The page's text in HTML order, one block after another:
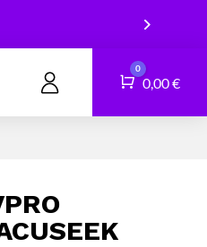
Panier
0
0,00€
Services